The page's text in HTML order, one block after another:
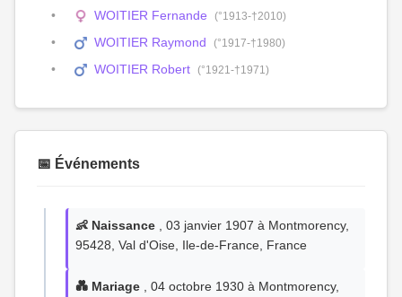
WOITIER Fernande
(°1913-†2010)
WOITIER Raymond (°1917-†1980)
WOITIER Robert (°1921-†1971)
📅 Événements
👶 Naissance , 03 janvier 1907 à Montmorency,
95428, Val d'Oise, Ile-de-France, France
💑 Mariage , 04 octobre 1930 à Montmorency,